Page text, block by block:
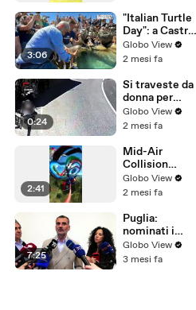
(mercoledì 17
giugno 2026)
3:06
"Italian Turtle
Day": a Castro
Marina liberati
quattro
Caretta
caretta
Globo View
2 mesi fa
0:24
Si traveste da
donna per
truffare
un'anziana - il
dai Carabinieri
Globo View
2 mesi fa
2:41
Mid-Air
Collision
Between
Paraglider and
Near Zell am
See, Austria
Globo View
2 mesi fa
7:25
Puglia:
nominati i
nuovi
Direttori
Globo View
3 mesi fa